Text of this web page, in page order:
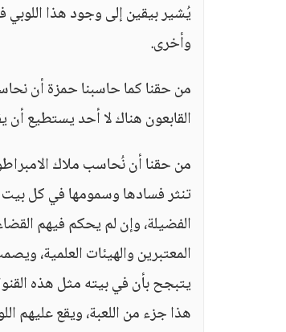
يُشير بيقين إلى وجود هذا اللوبي
وأخرى.
من حقنا كما حاسبنا حمزة أن
القابعون هناك لا أحد يستطيع
من حقنا أن نُحاسب ملاك
تنثر فسادها وسمومها في كل
الفضيلة، وإن لم يحكم فيهم
المعتبرين والهيئات العلمية،
يتبجح بأن في بيته مثل هذه
هذا جزء من اللعبة، ويقع عليهم